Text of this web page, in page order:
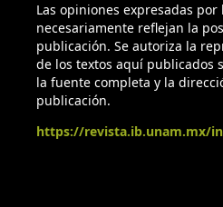
Las opiniones expresadas
necesariamente reflejan la
publicación. Se autoriza la
de los textos aquí publicados
la fuente completa y la
publicación.
https://revista.ib.unam.mx/